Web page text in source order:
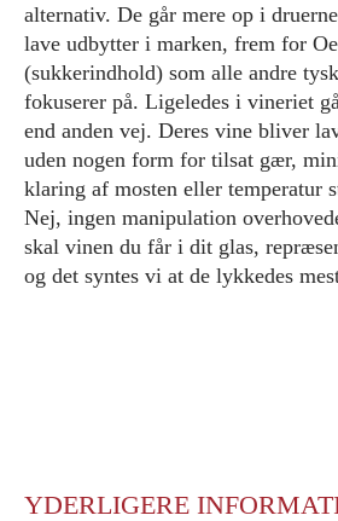
alternativ. De går mere op i
lave udbytter i marken, frem for
(sukkerindhold) som alle andre
fokuserer på. Ligeledes i vineriet
end anden vej. Deres vine bliver
uden nogen form for tilsat gær,
klaring af mosten eller temperatur
Nej, ingen manipulation
skal vinen du får i dit glas,
og det syntes vi at de lykkedes
YDERLIGERE